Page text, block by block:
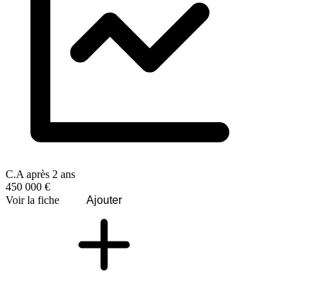
C.A après 2 ans
450 000 €
Voir la fiche
Ajouter